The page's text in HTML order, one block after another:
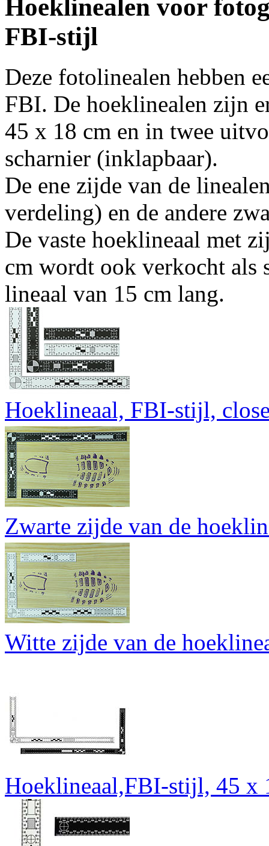
Hoeklinealen voor
FBI-stijl
Deze fotolinealen hebben
FBI. De hoeklinealen zijn
45 x 18 cm en in twee
scharnier (inklapbaar).
De ene zijde van de
verdeling) en de andere
De vaste hoeklineaal met
cm wordt ook verkocht als
lineaal van 15 cm lang.
Hoeklineaal, FBI-stijl,
Zwarte zijde van de
Witte zijde van de
Hoeklineaal,FBI-stijl, 45 x